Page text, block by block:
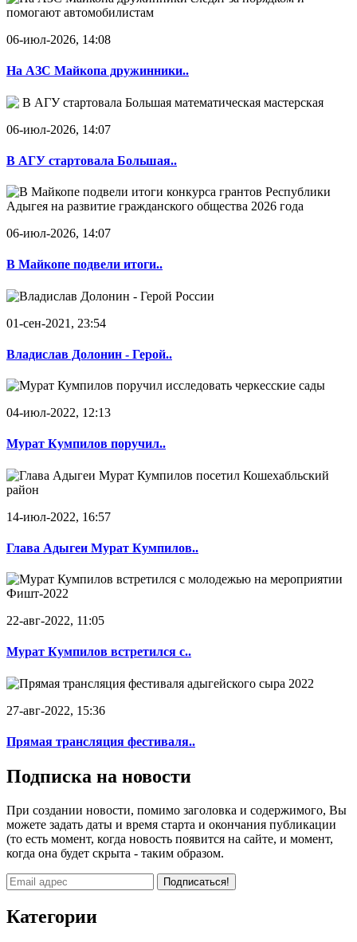
06-июл-2026, 14:08
На АЗС Майкопа дружинники..
06-июл-2026, 14:07
В АГУ стартовала Большая..
06-июл-2026, 14:07
В Майкопе подвели итоги..
01-сен-2021, 23:54
Владислав Долонин - Герой..
04-июл-2022, 12:13
Мурат Кумпилов поручил..
14-июл-2022, 16:57
Глава Адыгеи Мурат Кумпилов..
22-авг-2022, 11:05
Мурат Кумпилов встретился с..
27-авг-2022, 15:36
Прямая трансляция фестиваля..
Подписка на новости
При создании новости, помимо заголовка и содержимого, Вы
можете задать даты и время старта и окончания публикации
(то есть момент, когда новость появится на сайте, и момент,
когда она будет скрыта - таким образом.
Подписаться!
Категории